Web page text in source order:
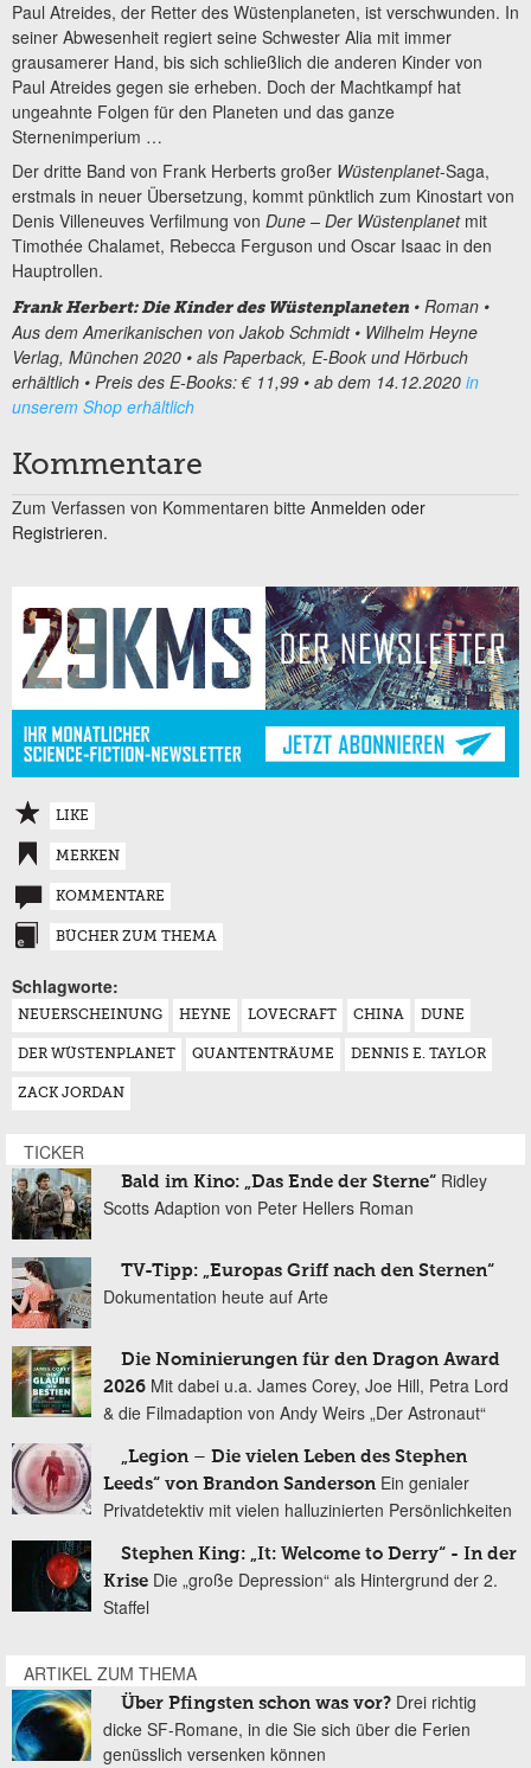
Paul Atreides, der Retter des Wüstenplaneten, ist verschwunden. In
seiner Abwesenheit regiert seine Schwester Alia mit immer
grausamerer Hand, bis sich schließlich die anderen Kinder von
Paul Atreides gegen sie erheben. Doch der Machtkampf hat
ungeahnte Folgen für den Planeten und das ganze
Sternenimperium …
Der dritte Band von Frank Herberts großer Wüstenplanet-Saga,
erstmals in neuer Übersetzung, kommt pünktlich zum Kinostart von
Denis Villeneuves Verfilmung von Dune – Der Wüstenplanetmit
Timothée Chalamet, Rebecca Ferguson und Oscar Isaac in den
Hauptrollen.
Frank Herbert: Die Kinder des Wüstenplaneten • Roman •
Aus dem Amerikanischen von Jakob Schmidt • Wilhelm Heyne
Verlag, München 2020 • als Paperback, E-Book und Hörbuch
erhältlich • Preis des E-Books: € 11,99 • ab dem 14.12.2020 in
unserem Shop erhältlich
Kommentare
Zum Verfassen von Kommentaren bitte Anmelden oder
Registrieren.
LIKE
MERKEN
KOMMENTARE
BÜCHER ZUM THEMA
Schlagworte:
NEUERSCHEINUNG HEYNE LOVECRAFT CHINA DUNE
DER WÜSTENPLANET QUANTENTRÄUME DENNIS E. TAYLOR
ZACK JORDAN
TICKER
Bald im Kino: „Das Ende der Sterne“ Ridley
Scotts Adaption von Peter Hellers Roman
TV-Tipp: „Europas Griff nach den Sternen“
Dokumentation heute auf Arte
Die Nominierungen für den Dragon Award
2026 Mit dabei u.a. James Corey, Joe Hill, Petra Lord
& die Filmadaption von Andy Weirs „Der Astronaut“
„Legion – Die vielen Leben des Stephen
Leeds“ von Brandon Sanderson Ein genialer
Privatdetektiv mit vielen halluzinierten Persönlichkeiten
Stephen King: „It: Welcome to Derry“ - In der
Krise Die „große Depression“ als Hintergrund der 2.
Staffel
ARTIKEL ZUM THEMA
Über Pfingsten schon was vor? Drei richtig
dicke SF-Romane, in die Sie sich über die Ferien
genüsslich versenken können